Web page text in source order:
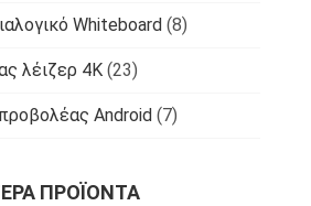
Whiteboard (8)
λέιζερ 4K (23)
Android (7)
ΠΡΟΪΌΝΤΑ